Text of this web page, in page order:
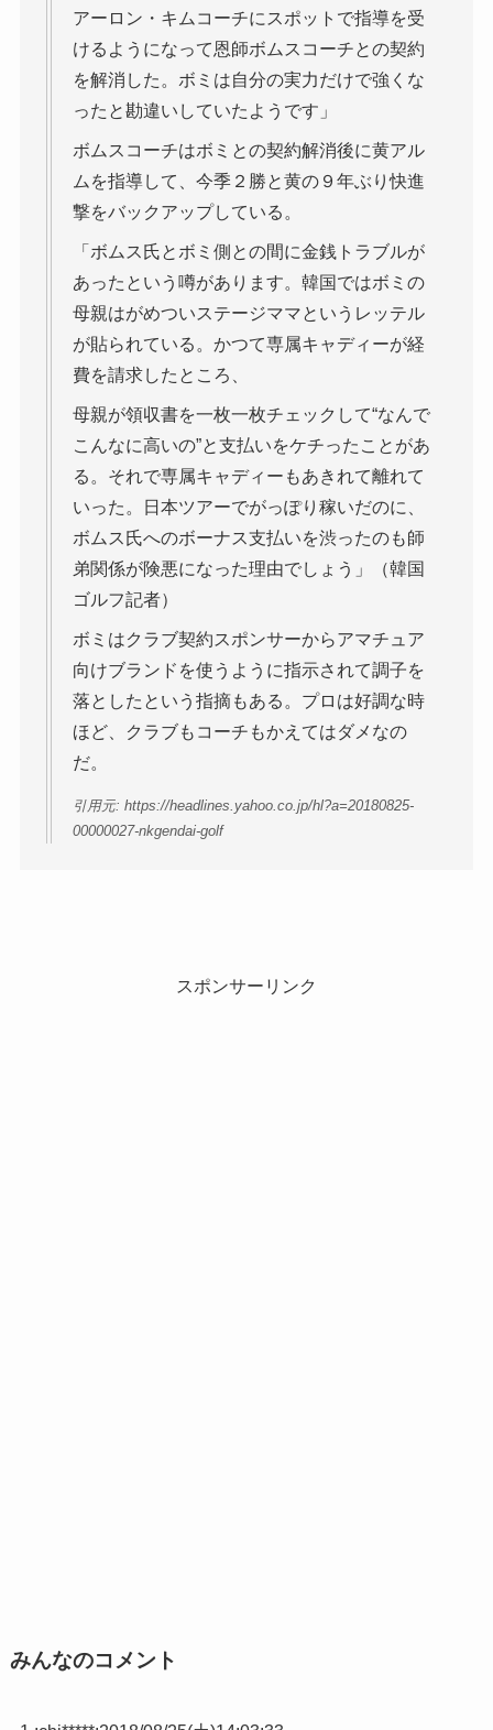
アーロン・キムコーチにスポットで指導を受
けるようになって恩師ボムスコーチとの契約
を解消した。ボミは自分の実力だけで強くな
ったと勘違いしていたようです」
ボムスコーチはボミとの契約解消後に黄アル
ムを指導して、今季２勝と黄の９年ぶり快進
撃をバックアップしている。
「ボムス氏とボミ側との間に金銭トラブルが
あったという噂があります。韓国ではボミの
母親はがめついステージママというレッテル
が貼られている。かつて専属キャディーが経
費を請求したところ、
母親が領収書を一枚一枚チェックして“なんで
こんなに高いの”と支払いをケチったことがあ
る。それで専属キャディーもあきれて離れて
いった。日本ツアーでがっぽり稼いだのに、
ボムス氏へのボーナス支払いを渋ったのも師
弟関係が険悪になった理由でしょう」（韓国
ゴルフ記者）
ボミはクラブ契約スポンサーからアマチュア
向けブランドを使うように指示されて調子を
落としたという指摘もある。プロは好調な時
ほど、クラブもコーチもかえてはダメなの
だ。
引用元: https://headlines.yahoo.co.jp/hl?a=20180825-
00000027-nkgendai-golf
スポンサーリンク
みんなのコメント